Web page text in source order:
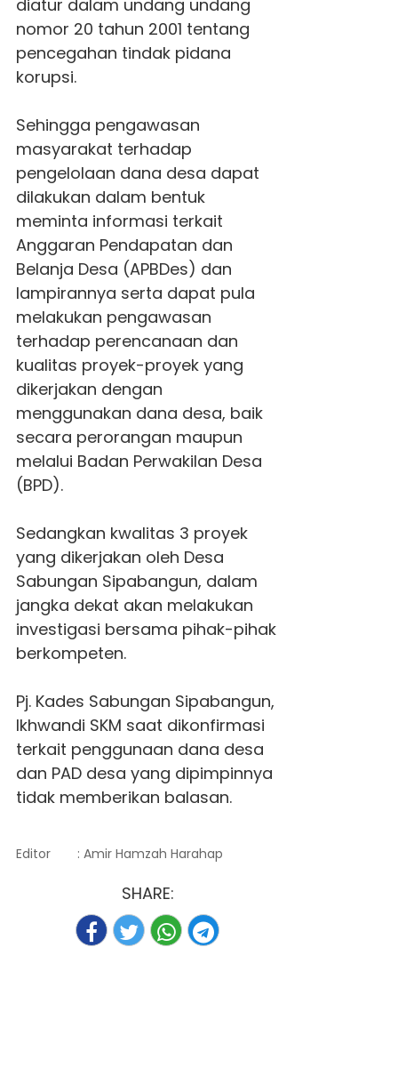
diatur dalam undang undang
nomor 20 tahun 2001 tentang
pencegahan tindak pidana
korupsi.
Sehingga pengawasan
masyarakat terhadap
pengelolaan dana desa dapat
dilakukan dalam bentuk
meminta informasi terkait
Anggaran Pendapatan dan
Belanja Desa (APBDes) dan
lampirannya serta dapat pula
melakukan pengawasan
terhadap perencanaan dan
kualitas proyek-proyek yang
dikerjakan dengan
menggunakan dana desa, baik
secara perorangan maupun
melalui Badan Perwakilan Desa
(BPD).
Sedangkan kwalitas 3 proyek
yang dikerjakan oleh Desa
Sabungan Sipabangun, dalam
jangka dekat akan melakukan
investigasi bersama pihak-pihak
berkompeten.
Pj. Kades Sabungan Sipabangun,
Ikhwandi SKM saat dikonfirmasi
terkait penggunaan dana desa
dan PAD desa yang dipimpinnya
tidak memberikan balasan.
Editor : Amir Hamzah Harahap
SHARE: